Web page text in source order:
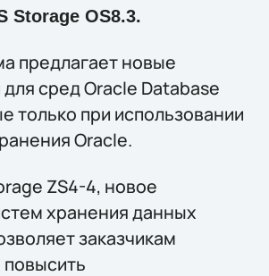
Storage OS8.3.
предлагает новые
сред Oracle Database
только при использовании
Oracle.
ZS4-4, новое
хранения данных
заказчикам